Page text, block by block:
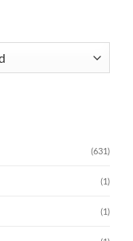
(631)
(1)
(1)